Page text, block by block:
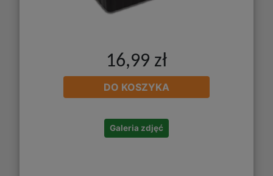
16,99 zł
DO KOSZYKA
Galeria zdjęć